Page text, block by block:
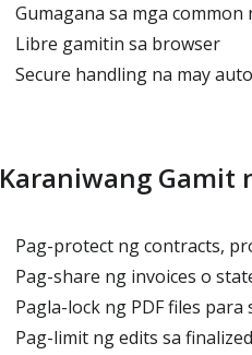
Gumagana sa mga
Libre gamitin sa browser
Secure handling na may
Karaniwang Gamit
Pag-protect ng contracts,
Pag-share ng invoices o
Pagla-lock ng PDF files
Pag-limit ng edits sa